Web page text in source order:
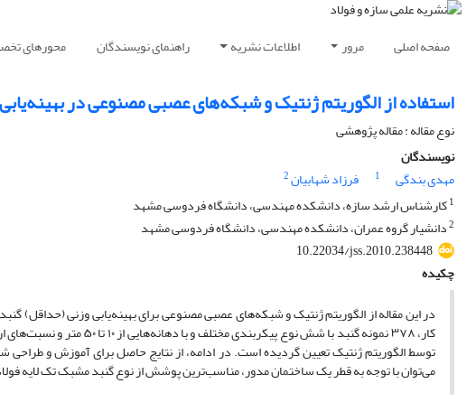
صفحه اصلی مرور اطلاعات نشریه راهنمای نویسندگان محورهای
استفاده از الگوریتم ژنتیک و شبکه‌های عصبی مصنوعی در
نوع مقاله : مقاله پژوهشی
نویسندگان
مهدی بندگی
1 فرزاد شهابیان2
1کارشناس ارشد سازه، دانشکده مهندسی، دانشگاه فردوسی مشهد
2دانشیار گروه عمران، دانشکده مهندسی، دانشگاه فردوسی مشهد
10.22034/jss.2010.238448
چکیده
در این مقاله از الگوریتم ژنتیک و شبکه‌های عصبی مصنوعی برای بهینه‌یابی وزنی (حداقل)
کار، ۳۷۸ نمونه گنبد با شش
توسط الگوریتم ژنتیک تعیین گردیده است. در ادامه، از نتایج حاصل برای آموزش و
می‌توان با توجه به قطر یک ساختمان مدور، مناسب‌ترین پوشش از نوع گنبد مشبک تک لایه